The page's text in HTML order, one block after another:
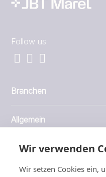
Wir verwenden
Wir setzen Cookies ein,
Follow us
Branchen
Allgemein
Unternehmen